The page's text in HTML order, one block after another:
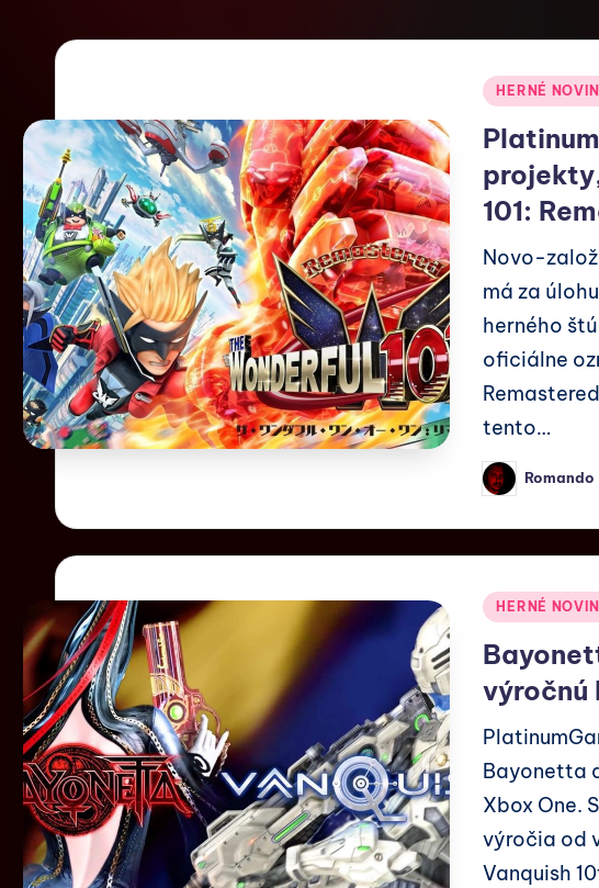
HERNÉ
101:
Novo-
má za
herného
oficiálne
tento…
Romando
HERNÉ
výročnú
Bayonetta
Xbox One.
výročia od
Vanquish